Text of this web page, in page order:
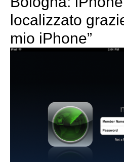
localizzato
mio iPhone”